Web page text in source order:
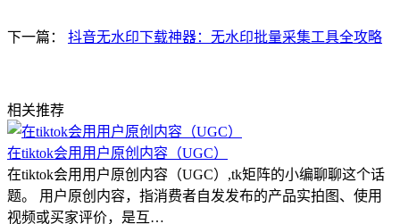
下一篇： 抖音无水印下载神器：无水印批量采集工具全攻略
相关推荐
在tiktok会用用户原创内容（UGC）
在tiktok会用用户原创内容（UGC）,tk矩阵的小编聊聊这个话
题。 用户原创内容，指消费者自发发布的产品实拍图、使用
视频或买家评价，是互…